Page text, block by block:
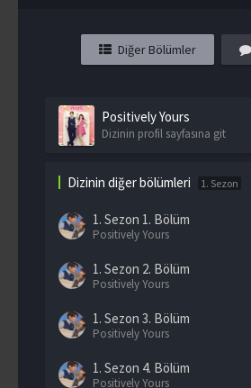
Diğer Bölümler
Positively Yours
Dizinin profil sayfasına git
Dizinin diğer bölümleri 1. Sezon
1. Sezon 1. Bölüm
Positively Yours
1. Sezon 2. Bölüm
Positively Yours
1. Sezon 3. Bölüm
Positively Yours
1. Sezon 4. Bölüm
Positively Yours